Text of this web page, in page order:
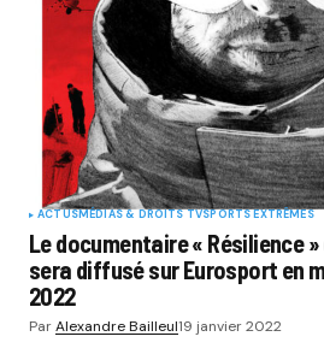
ACTUSMÉDIAS & DROITS TVSPORTS EXTRÊMES
Le documentaire « Résilience
sera diffusé sur Eurosport en
2022
ParAlexandre Bailleul19 janvier 2022